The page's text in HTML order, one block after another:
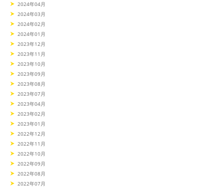
2024年04月
2024年03月
2024年02月
2024年01月
2023年12月
2023年11月
2023年10月
2023年09月
2023年08月
2023年07月
2023年04月
2023年02月
2023年01月
2022年12月
2022年11月
2022年10月
2022年09月
2022年08月
2022年07月